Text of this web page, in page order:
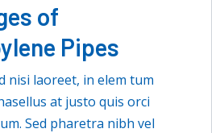
of
Pipes
nisi laoreet, in elem tum
at justo quis orci
Sed pharetra nibh vel